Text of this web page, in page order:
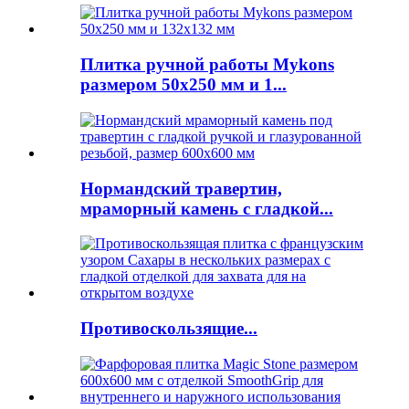
Плитка ручной работы Mykons
размером 50x250 мм и 1...
Нормандский травертин,
мраморный камень с гладкой...
Противоскользящие...